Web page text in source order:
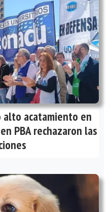
alto acatamiento en
PBA rechazaron las